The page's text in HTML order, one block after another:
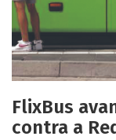
FlixBus
contra a